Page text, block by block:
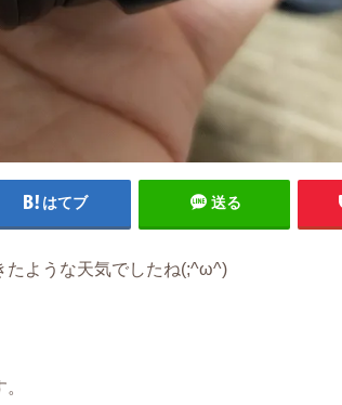
はてブ 送る
たような天気でしたね(;^ω^)